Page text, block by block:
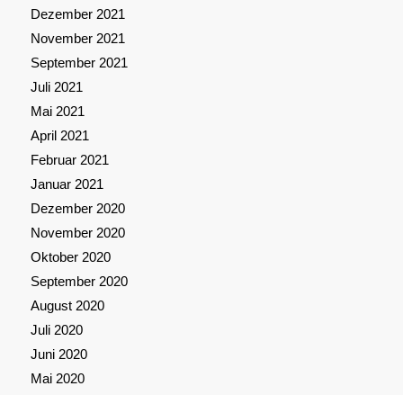
Dezember 2021
November 2021
September 2021
Juli 2021
Mai 2021
April 2021
Februar 2021
Januar 2021
Dezember 2020
November 2020
Oktober 2020
September 2020
August 2020
Juli 2020
Juni 2020
Mai 2020